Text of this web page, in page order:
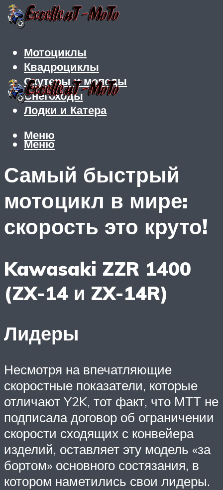
Мотоциклы
Квадроциклы
Скутеры и мопеды
Снегоходы
Лодки и Катера
Меню
Меню
Самый быстрый
мотоцикл в мире:
скорость это круто!
Kawasaki ZZR 1400
(ZX-14 и ZX-14R)
Лидеры
Несмотря на впечатляющие
скоростные показатели, которые
отличают Y2K, тот факт, что МТТ не
подписала договор об ограничении
скорости сходящих с конвейера
изделий, оставляет эту модель «за
бортом» основного состязания, в
котором наметились свои лидеры.